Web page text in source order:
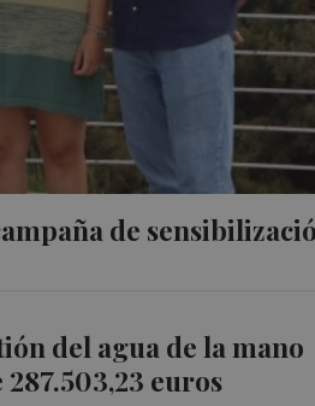
de
del agua de la mano
euros